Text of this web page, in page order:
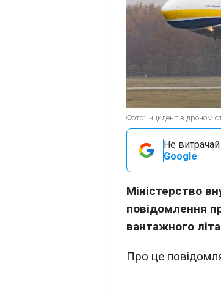
Фото: інцидент з дроном
Не
Google
Міністерство
повідомлення
вантажного
Про це